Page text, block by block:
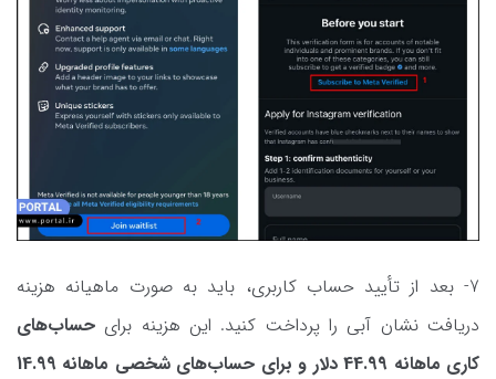
7- بعد از تأیید حساب کاربری، باید به صورت ماهیانه هزینه
دریافت نشان آبی را پرداخت کنید. این هزینه برای حساب‌های
کاری ماهانه 44.99 دلار و برای حساب‌های شخصی ماهانه 14.99